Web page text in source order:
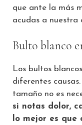
que ante la más
acudas a nuestra
Bulto blanco
Los bultos
diferentes
tamaño no es
si notas dolor,
lo mejor es que